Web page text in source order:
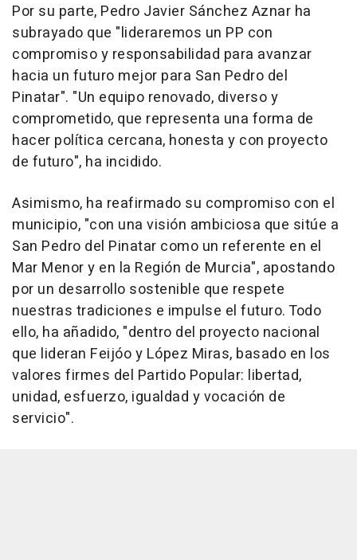
Por su parte, Pedro Javier Sánchez Aznar ha
subrayado que "lideraremos un PP con
compromiso y responsabilidad para avanzar
hacia un futuro mejor para San Pedro del
Pinatar". "Un equipo renovado, diverso y
comprometido, que representa una forma de
hacer política cercana, honesta y con proyecto
de futuro", ha incidido.
Asimismo, ha reafirmado su compromiso con el
municipio, "con una visión ambiciosa que sitúe a
San Pedro del Pinatar como un referente en el
Mar Menor y en la Región de Murcia", apostando
por un desarrollo sostenible que respete
nuestras tradiciones e impulse el futuro. Todo
ello, ha añadido, "dentro del proyecto nacional
que lideran Feijóo y López Miras, basado en los
valores firmes del Partido Popular: libertad,
unidad, esfuerzo, igualdad y vocación de
servicio".